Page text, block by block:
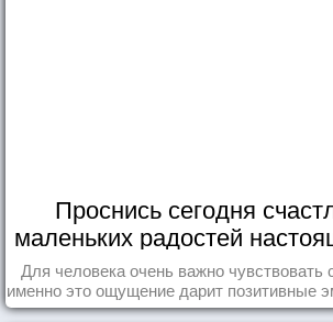
Проснись сегодня
маленьких радостей
Для человека очень важно
именно это ощущение дарит позитивные
каждый день в маленький